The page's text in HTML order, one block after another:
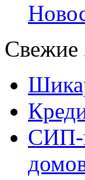
Свежие
СИП-